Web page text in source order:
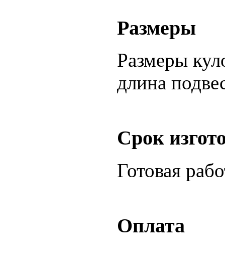
Размеры
Размеры
длина
Срок
Готовая
Оплата